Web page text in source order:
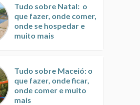
Tudo sobre Natal: o
que fazer, onde comer,
onde se hospedar e
muito mais
Tudo sobre Maceió: o
que fazer, onde ficar,
onde comer e muito
mais